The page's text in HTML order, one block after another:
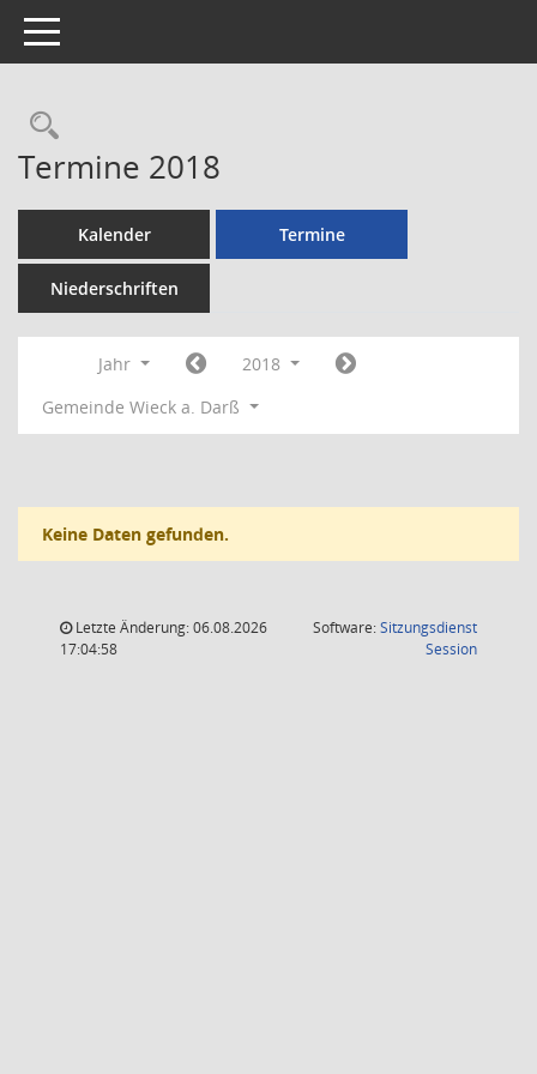
Toggle navigation
Rechercheauswahl
Termine 2018
Kalender Termine
Niederschriften
Jahr
2018
Gemeinde Wieck a. Darß
Keine Daten gefunden.
Letzte Änderung: 06.08.2026
17:04:58
Software:Sitzungsdienst
Session(Wird in